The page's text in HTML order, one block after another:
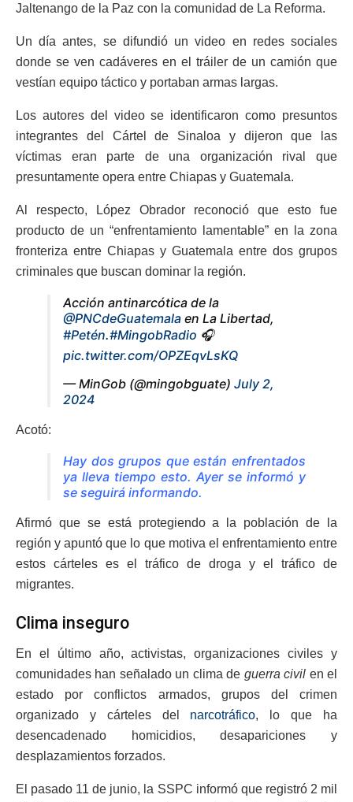
Jaltenango de la Paz con la comunidad de La Reforma.
Un día antes, se difundió un video en redes sociales
donde se ven cadáveres en el tráiler de un camión que
vestían equipo táctico y portaban armas largas.
Los autores del video se identificaron como presuntos
integrantes del Cártel de Sinaloa y dijeron que las
víctimas eran parte de una organización rival que
presuntamente opera entre Chiapas y Guatemala.
Al respecto, López Obrador reconoció que esto fue
producto de un “enfrentamiento lamentable” en la zona
fronteriza entre Chiapas y Guatemala entre dos grupos
criminales que buscan dominar la región.
Acción antinarcótica de la
@PNCdeGuatemala en La Libertad,
#Petén.#MingobRadio 🎧
pic.twitter.com/OPZEqvLsKQ
— MinGob (@mingobguate) July 2,
2024
Acotó:
Hay dos grupos que están enfrentados
ya lleva tiempo esto. Ayer se informó y
se seguirá informando.
Afirmó que se está protegiendo a la población de la
región y apuntó que lo que motiva el enfrentamiento entre
estos cárteles es el tráfico de droga y el tráfico de
migrantes.
Clima inseguro
En el último año, activistas, organizaciones civiles y
comunidades han señalado un clima de guerra civil en el
estado por conflictos armados, grupos del crimen
organizado y cárteles del narcotráfico, lo que ha
desencadenado homicidios, desapariciones y
desplazamientos forzados.
El pasado 11 de junio, la SSPC informó que registró 2 mil